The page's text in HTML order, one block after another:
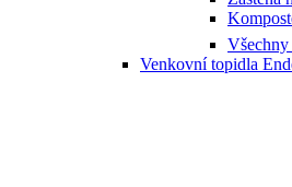
Všechny
Venkovní topidla